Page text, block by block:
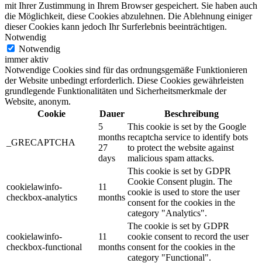
mit Ihrer Zustimmung in Ihrem Browser gespeichert. Sie haben auch
die Möglichkeit, diese Cookies abzulehnen. Die Ablehnung einiger
dieser Cookies kann jedoch Ihr Surferlebnis beeinträchtigen.
Notwendig
Notwendig
immer aktiv
Notwendige Cookies sind für das ordnungsgemäße Funktionieren
der Website unbedingt erforderlich. Diese Cookies gewährleisten
grundlegende Funktionalitäten und Sicherheitsmerkmale der
Website, anonym.
Cookie
Dauer Beschreibung
_GRECAPTCHA
5
months
27
days
This cookie is set by the Google
recaptcha service to identify bots
to protect the website against
malicious spam attacks.
cookielawinfo-
checkbox-analytics
11
months
This cookie is set by GDPR
Cookie Consent plugin. The
cookie is used to store the user
consent for the cookies in the
category "Analytics".
cookielawinfo-
checkbox-functional
11
months
The cookie is set by GDPR
cookie consent to record the user
consent for the cookies in the
category "Functional".